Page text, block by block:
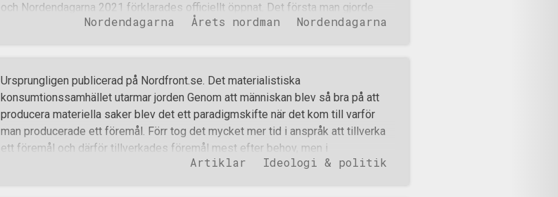
och Nordendagarna 2021 förklarades officiellt öppnat. Det första man gjorde
efter öppnandet var att gå ut och tävla i femkampen. Deltagarna delades in i lag
motståndare att brottas med. När en person hade strypts ut kunde vinnaren
hjälpa sina lagkamrater tills alla i motståndarlaget hade besegrats.
Lagtävlingarna fortsatte sedan. Man tävlade i rugby, släggkastning, stafett med
kamrat på ryggen och nordisk knivduell. När dessa var avklarade fick det
vinnande laget tävla inbördes mot varandra i de individuella grenarna som först
Nordendagarna Årets nordman Nordendagarna
Ursprungligen publicerad på Nordfront.se. Det materialistiska
konsumtionssamhället utarmar jorden Genom att människan blev så bra på att
producera materiella saker blev det ett paradigmskifte när det kom till varför
man producerade ett föremål. Förr tog det mycket mer tid i anspråk att tillverka
ett föremål och därför tillverkades föremål mest efter behov, men i
massproduktionens tidsålder förändrades detta synsätt. Fabrikerna kunde
Artiklar Ideologi & politik